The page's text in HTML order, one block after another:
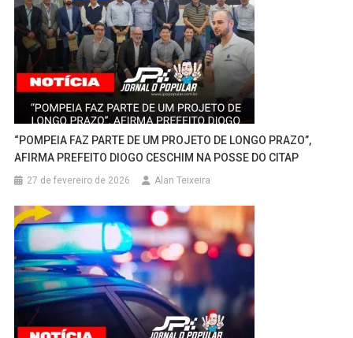
“POMPEIA FAZ PARTE DE UM PROJETO DE LONGO PRAZO”,
AFIRMA PREFEITO DIOGO CESCHIM NA POSSE DO CITAP
27 de fevereiro de 2026 Alan Teixeira